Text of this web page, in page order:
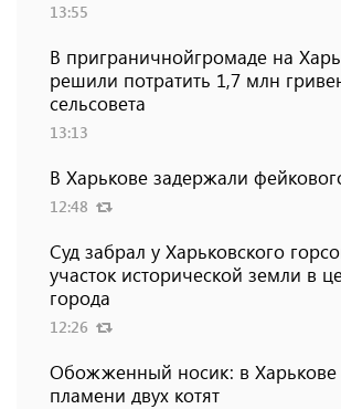
13:55
В приграничнойгромаде на
решили потратить 1,7 млн
сельсовета
13:13
В Харькове задержали
12:48
Суд забрал у Харьковского
участок исторической земли в
города
12:26
Обожженный носик: в Харькове
пламени двух котят